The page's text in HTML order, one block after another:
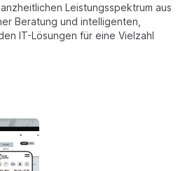
Leistungsspektrum aus
Beratung und intelligenten,
IT-Lösungen für eine Vielzahl